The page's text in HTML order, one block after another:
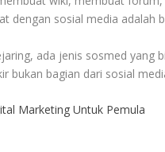
dengan sosial media adalah
ada jenis sosmed yang
bukan bagian dari sosial
Marketing Untuk Pemula